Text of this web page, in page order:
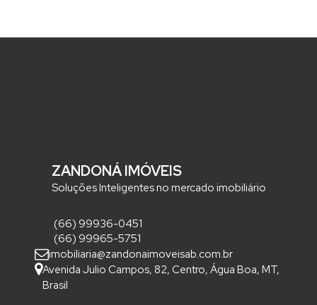
ZANDONÁ IMÓVEIS
Soluções Inteligentes no mercado imobiliário
(66) 99936-0451
(66) 99965-5751
imobiliaria@zandonaimoveisab.com.br
Avenida Julio Campos, 82, Centro, Água Boa, MT,
Brasil